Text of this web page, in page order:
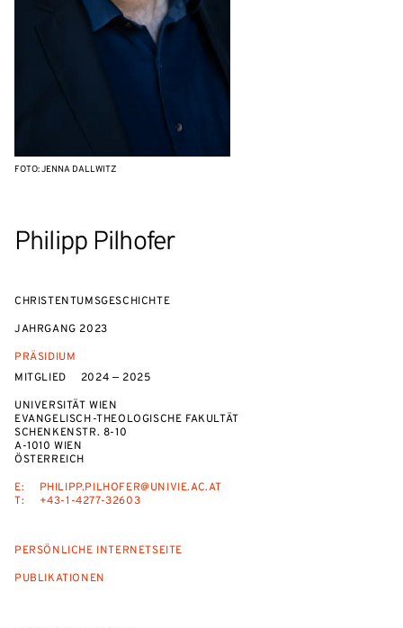
Philipp Pilhofer
CHRISTENTUMSGESCHICHTE
JAHRGANG 2023
PRÄSIDIUM
MITGLIED
2024 — 2025
UNIVERSITÄT WIEN
EVANGELISCH-THEOLOGISCHE FAKULTÄT
SCHENKENSTR. 8-10
A-1010 WIEN
ÖSTERREICH
E:
PHILIPP.PILHOFER@UNIVIE.AC.AT
T:
+43-1-4277-32603
PERSÖNLICHE INTERNETSEITE
PUBLIKATIONEN
FOTO: JENNA DALLWITZ